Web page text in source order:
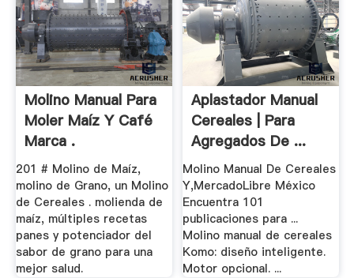
Molino Manual Para
Moler Maíz Y Café
Marca .
201 # Molino de Maíz,
molino de Grano, un Molino
de Cereales . molienda de
maíz, múltiples recetas
panes y potenciador del
sabor de grano para una
mejor salud.
Aplastador Manual
Cereales | Para
Agregados De ...
Molino Manual De Cereales
Y,MercadoLibre México
Encuentra 101
publicaciones para ...
Molino manual de cereales
Komo: diseño inteligente.
Motor opcional. ...